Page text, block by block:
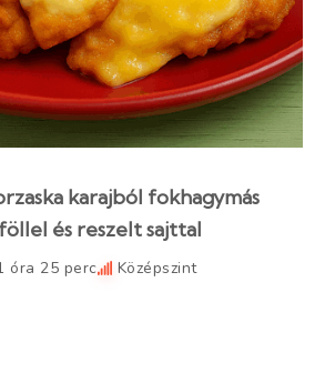
karajból fokhagymás
és reszelt sajttal
óra 25 perc Középszint